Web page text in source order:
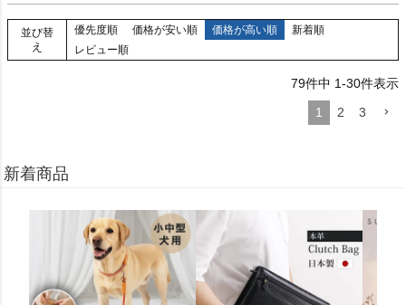
並び替
え
優先度順 価格が安い順 価格が高い順
新着順
レビュー順
79件中 1-30件表示
1
2 3
新着商品